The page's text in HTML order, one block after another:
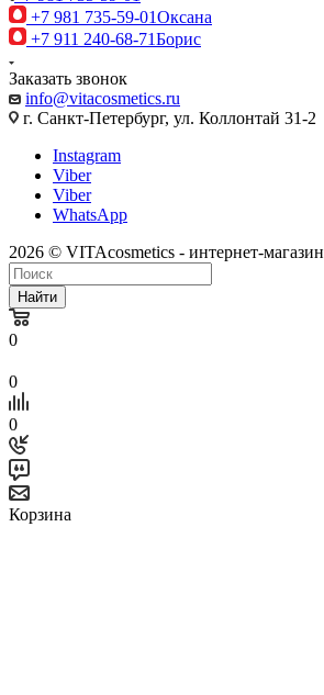
+7 981 735-59-01Оксана
+7 911 240-68-71Борис
Заказать звонок
info@vitacosmetics.ru
г. Санкт-Петербург, ул. Коллонтай 31-2
Instagram
Viber
Viber
WhatsApp
2026 © VITAcosmetics - интернет-магазин
Найти
0
0
0
Корзина